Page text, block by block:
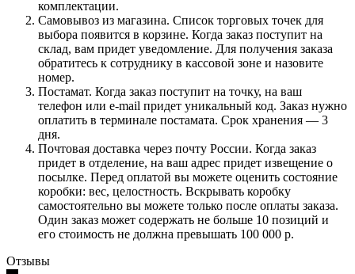
комплектации.
Самовывоз из магазина. Список торговых точек для
выбора появится в корзине. Когда заказ поступит на
склад, вам придет уведомление. Для получения заказа
обратитесь к сотруднику в кассовой зоне и назовите
номер.
Постамат. Когда заказ поступит на точку, на ваш
телефон или e-mail придет уникальный код. Заказ нужно
оплатить в терминале постамата. Срок хранения — 3
дня.
Почтовая доставка через почту России. Когда заказ
придет в отделение, на ваш адрес придет извещение о
посылке. Перед оплатой вы можете оценить состояние
коробки: вес, целостность. Вскрывать коробку
самостоятельно вы можете только после оплаты заказа.
Один заказ может содержать не больше 10 позиций и
его стоимость не должна превышать 100 000 р.
Отзывы